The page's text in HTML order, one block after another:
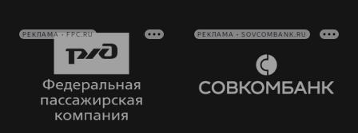
РЕКЛАМА • FPC.RU РЕКЛАМА • SOVCOMBANK.RU